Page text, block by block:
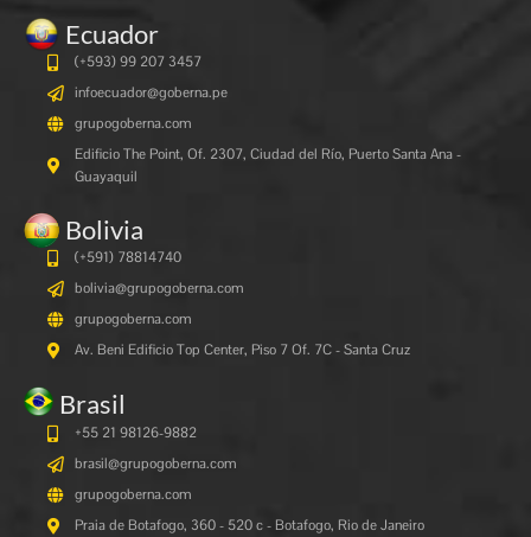
Ecuador
(+593) 99 207 3457
infoecuador@goberna.pe
grupogoberna.com
Edificio The Point, Of. 2307, Ciudad del Río, Puerto Santa Ana -
Guayaquil
Bolivia
(+591) 78814740
bolivia@grupogoberna.com
grupogoberna.com
Av. Beni Edificio Top Center, Piso 7 Of. 7C - Santa Cruz
Brasil
+55 21 98126-9882
brasil@grupogoberna.com
grupogoberna.com
Praia de Botafogo, 360 - 520 c - Botafogo, Rio de Janeiro